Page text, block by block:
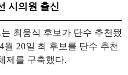
시의원 출신
최웅식 후보가 단수 추천됐
월 20일 최 후보를 단수 추천
제를 구축했다.